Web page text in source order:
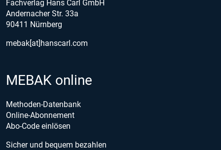
Fachverlag Hans Carl GmbH
Andernacher Str. 33a
90411 Nürnberg
mebak[at]hanscarl.com
MEBAK online
Methoden-Datenbank
Online-Abonnement
Abo-Code einlösen
Sicher und bequem bezahlen